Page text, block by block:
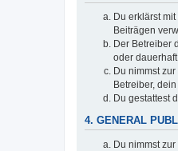
Du erklärst
Beiträgen
Der Betreiber
oder
Du nimmst
Betreiber,
Du gestattest
4. GENERAL
Du nimmst zur